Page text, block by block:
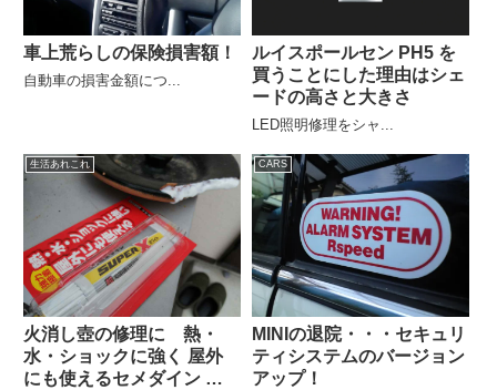
車上荒らしの保険損害額！
自動車の損害金額につ...
ルイスポールセン PH5 を
買うことにした理由はシェ
ードの高さと大きさ
LED照明修理をシャ...
生活あれこれ
火消し壺の修理に 熱・
水・ショックに強く 屋外
にも使えるセメダイン ス
CARS
MINIの退院・・・セキュリ
ティシステムのバージョン
アップ！